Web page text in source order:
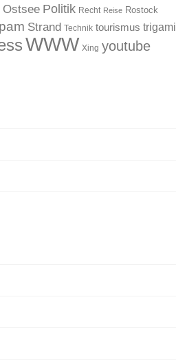
Ostsee Politik Recht Reise Rostock
Strand Technik tourismus trigami
WWW Xing youtube